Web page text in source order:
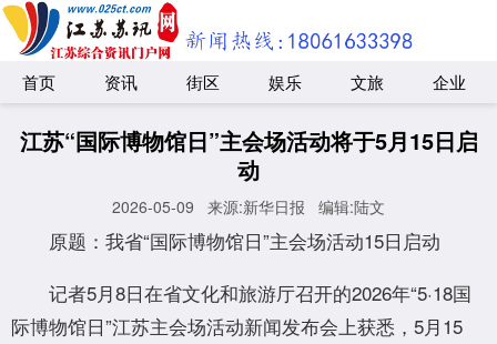
首页 资讯 街区 娱乐 文旅 企业
江苏“国际博物馆日”主会场活动将于5月15日启
动
2026-05-09 来源:新华日报 编辑:陆文
原题：我省“国际博物馆日”主会场活动15日启动
记者5月8日在省文化和旅游厅召开的2026年“5·18国
际博物馆日”江苏主会场活动新闻发布会上获悉，5月15